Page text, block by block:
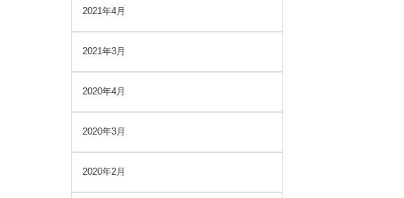
2021年4月
2021年3月
2020年4月
2020年3月
2020年2月